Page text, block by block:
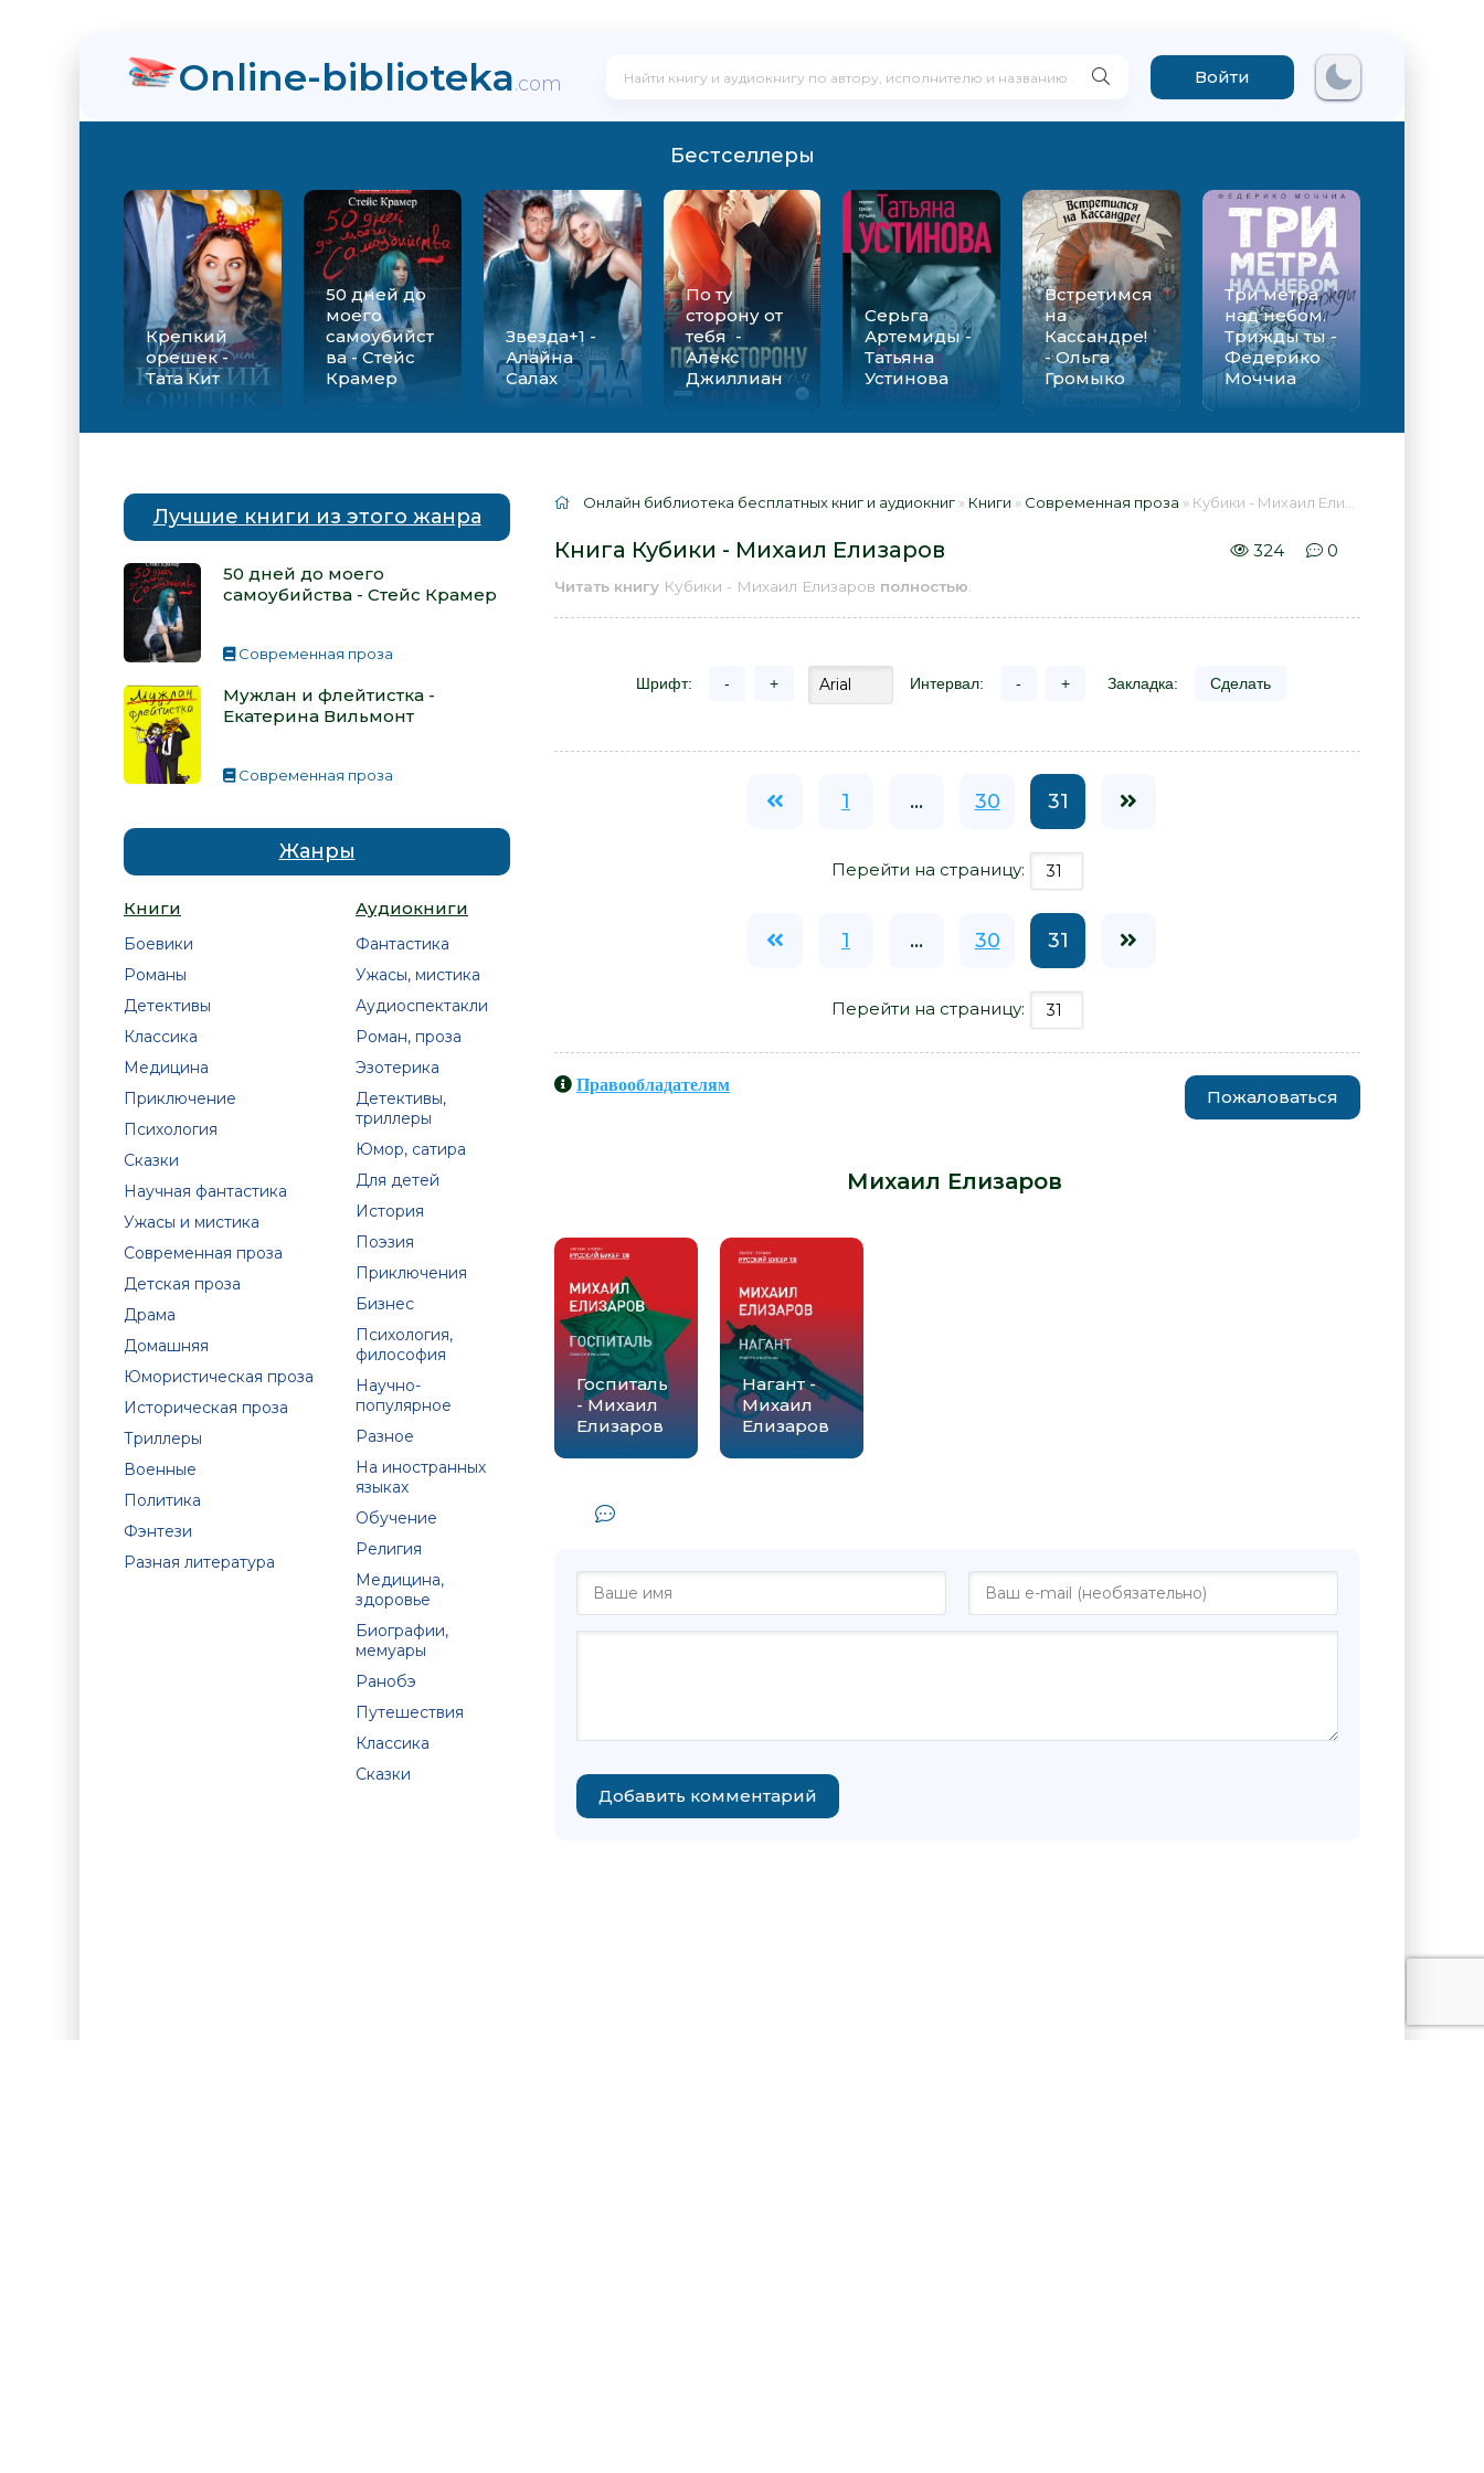
Online-biblioteka.com Войти
Бестселлеры
Крепкий
орешек -
Тата Кит
50 дней до
моего
самоубийст
ва - Стейс
Крамер
Звезда+1 -
Алайна
Салах
По ту
сторону от
тебя -
Алекс
Джиллиан
Серьга
Артемиды -
Татьяна
Устинова
Встретимся
на
Кассандре!
- Ольга
Громыко
Три метра
над небом.
Трижды ты -
Федерико
Моччиа
Лучшие книги из этого жанра
50 дней до моего
самоубийства - Стейс Крамер
Современная проза
Мужлан и флейтистка -
Екатерина Вильмонт
Современная проза
Жанры
Книги
Боевики
Романы
Детективы
Классика
Медицина
Приключение
Психология
Сказки
Научная фантастика
Ужасы и мистика
Современная проза
Детская проза
Драма
Домашняя
Юмористическая проза
Историческая проза
Триллеры
Военные
Политика
Фэнтези
Разная литература
Аудиокниги
Фантастика
Ужасы, мистика
Аудиоспектакли
Роман, проза
Эзотерика
Детективы,
триллеры
Юмор, сатира
Для детей
История
Поэзия
Приключения
Бизнес
Психология,
философия
Научно-
популярное
Разное
На иностранных
языках
Обучение
Религия
Медицина,
здоровье
Биографии,
мемуары
Ранобэ
Путешествия
Классика
Сказки
Онлайн библиотека бесплатных книг и аудиокниг » Книги » Современная проза » Кубики - Михаил Елизаров 📕 - Книга онлайн бесплатно
Книга Кубики - Михаил Елизаров 324 0
Читать книгу Кубики - Михаил Елизаров полностью
Шрифт: - + Интервал: - + Закладка: Сделать
1 ... 30 31
Перейти на страницу:
1 ... 30 31
Перейти на страницу:
Правообладателям
Пожаловаться
Михаил Елизаров
Госпиталь
- Михаил
Елизаров
Нагант -
Михаил
Елизаров
Добавить комментарий
Вильмонт